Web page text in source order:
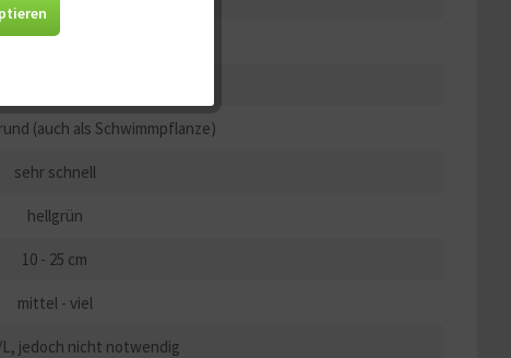
Mittel- und Südamerika
(auch als Schwimmpflanze)
sehr schnell
hellgrün
10 - 25 cm
mittel - viel
L, jedoch nicht notwendig
Aktiv